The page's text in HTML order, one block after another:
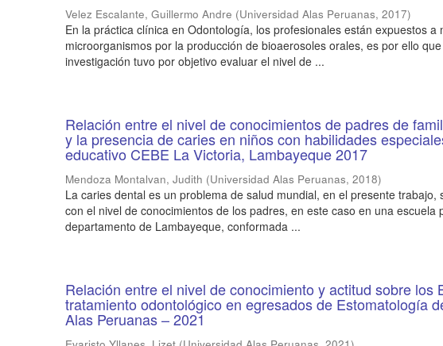
Velez Escalante, Guillermo Andre (Universidad Alas Peruanas,2017)
En la práctica clínica en Odontología, los profesionales están expuestos a
microorganismos por la producción de bioaerosoles orales, es por ello
investigación tuvo por objetivo evaluar el nivel de ...
Relación entre el nivel de conocimientos de padres de
y la presencia de caries en niños con habilidades
educativo CEBE La Victoria, Lambayeque 2017
Mendoza Montalvan, Judith (Universidad Alas Peruanas,2018)
La caries dental es un problema de salud mundial, en el presente trabajo,
con el nivel de conocimientos de los padres, en este caso en una escuela
departamento de Lambayeque, conformada ...
Relación entre el nivel de conocimiento y actitud sobre los
tratamiento odontológico en egresados de Estomatología
Alas Peruanas – 2021